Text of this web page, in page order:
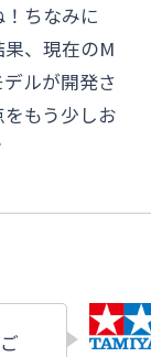
ちなみに
、現在のM
ルが開発さ
もう少しお